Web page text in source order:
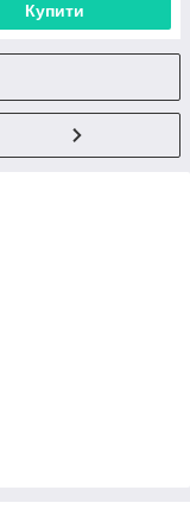
Купити